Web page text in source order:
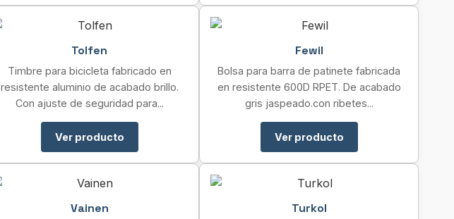
Tolfen
Timbre para bicicleta fabricado en
resistente aluminio de acabado brillo.
Con ajuste de seguridad para...
Ver producto
Fewil
Bolsa para barra de patinete fabricada
en resistente 600D RPET. De acabado
gris jaspeado.con ribetes...
Ver producto
Vainen Turkol